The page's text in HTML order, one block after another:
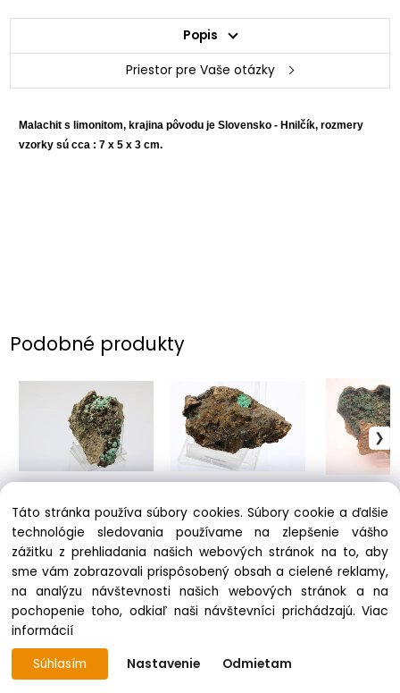
Popis
Priestor pre Vaše otázky
Malachit s limonitom, krajina pôvodu je Slovensko - Hnilčík, rozmery
vzorky sú cca : 7 x 5 x 3 cm.
Podobné produkty
49.90 €
9.90 €
2.00 €
Vytvorené systémom ClickEshop.sk
Táto stránka používa súbory cookies. Súbory cookie a ďalšie
technológie sledovania používame na zlepšenie vášho
zážitku z prehliadania našich webových stránok na to, aby
sme vám zobrazovali prispôsobený obsah a cielené reklamy,
na analýzu návštevnosti našich webových stránok a na
pochopenie toho, odkiaľ naši návštevníci prichádzajú.Viac
informácií
Súhlasím
Nastavenie Odmietam